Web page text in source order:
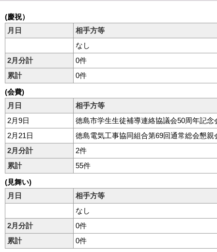
(慶祝）
月日
相手方等
なし
2月分計
0件
累計
0件
(会費)
月日
相手方等
2月9日
徳島市学生生徒補導連絡協議会50周年記念
2月21日
徳島電気工事協同組合第69回通常総会懇親
2月分計
2件
累計
55件
(見舞い)
月日
相手方等
なし
2月分計
0件
累計
0件